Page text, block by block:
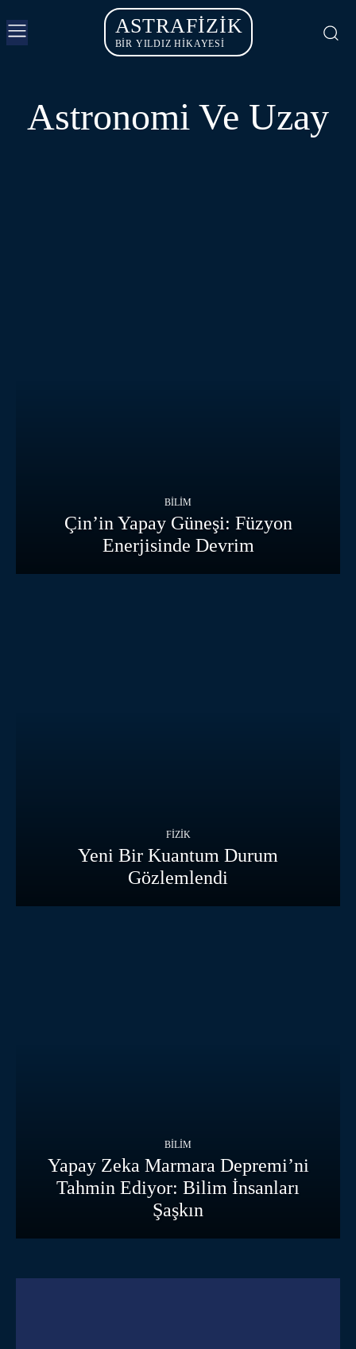
ASTRAFIZIK
BİR YILDIZ HİKAYESİ
Astronomi Ve Uzay
BILIM
Çin’in Yapay Güneşi: Füzyon
Enerjisinde Devrim
FIZIK
Yeni Bir Kuantum Durum
Gözlemlendi
BILIM
Yapay Zeka Marmara Depremi’ni
Tahmin Ediyor: Bilim İnsanları
Şaşkın